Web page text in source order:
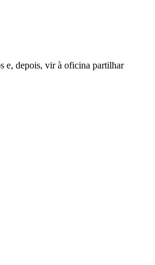
e, depois, vir à oficina partilhar